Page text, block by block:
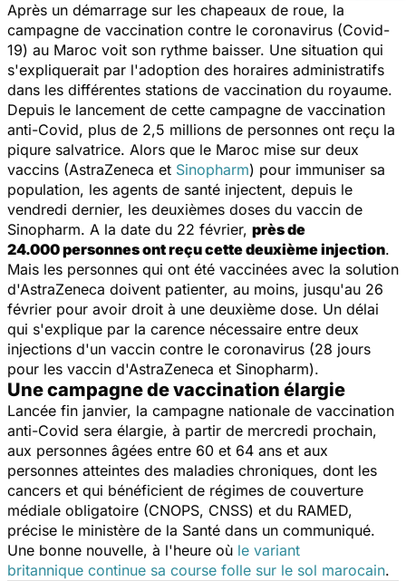
Après un démarrage sur les chapeaux de roue, la
campagne de vaccination contre le coronavirus (Covid-
19) au Maroc voit son rythme baisser. Une situation qui
s'expliquerait par l'adoption des horaires administratifs
dans les différentes stations de vaccination du royaume.
Depuis le lancement de cette campagne de vaccination
anti-Covid, plus de 2,5 millions de personnes ont reçu la
piqure salvatrice. Alors que le Maroc mise sur deux
vaccins (AstraZeneca et Sinopharm) pour immuniser sa
population, les agents de santé injectent, depuis le
vendredi dernier, les deuxièmes doses du vaccin de
Sinopharm. A la date du 22 février, près de
24.000 personnes ont reçu cette deuxième injection.
Mais les personnes qui ont été vaccinées avec la solution
d'AstraZeneca doivent patienter, au moins, jusqu'au 26
février pour avoir droit à une deuxième dose. Un délai
qui s'explique par la carence nécessaire entre deux
injections d'un vaccin contre le coronavirus (28 jours
pour les vaccin d'AstraZeneca et Sinopharm).
Une campagne de vaccination élargie
Lancée fin janvier, la campagne nationale de vaccination
anti-Covid sera élargie, à partir de mercredi prochain,
aux personnes âgées entre 60 et 64 ans et aux
personnes atteintes des maladies chroniques, dont les
cancers et qui bénéficient de régimes de couverture
médiale obligatoire (CNOPS, CNSS) et du RAMED,
précise le ministère de la Santé dans un communiqué.
Une bonne nouvelle, à l'heure où le variant
britannique continue sa course folle sur le sol marocain.